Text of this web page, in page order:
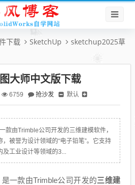
下载 SketchUp
sketchup2025草
大师中文版下载
6759 抢沙发 默认
款由Trimble公司开发的三维建模软件，
被誉为设计领域的“电子铅笔”。它支持
及工业设计等领域的3...
一款由Trimble公司开发的三维建